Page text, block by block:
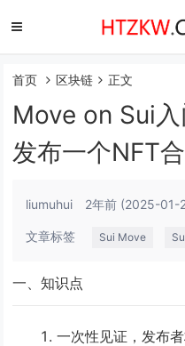
首页 区块链 正文
Move on Sui
发布一个NFT
liumuhui 2年前 (2025-01-
文章标签 Sui Move
一、知识点
一次性见证，发布